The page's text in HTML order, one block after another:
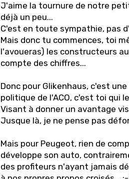
J'aime la tournure de notre
déjà un peu...
C'est en toute sympathie, pas
Mais donc tu commences, toi
l'avoueras) les constructeurs
compte des chiffres...
Donc pour Glikenhaus, c'est
politique de l'ACO, c'est toi qui
Visant à donner un avantage
Jusque là, je ne pense pas
Mais pour Peugeot, rien de
développe son auto,
des profiteurs n'ayant jamais